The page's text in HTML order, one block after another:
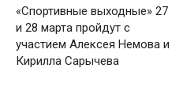
«Спортивные выходные» 27
и 28 марта пройдут с
участием Алексея Немова и
Кирилла Сарычева